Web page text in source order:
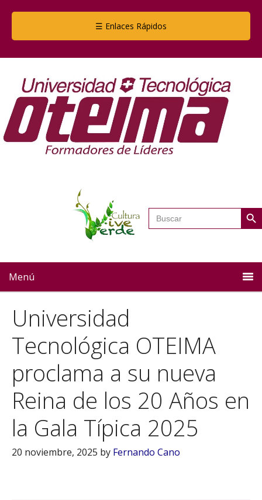
☰ Enlaces Rápidos
Buscar: Botón
Menú
Universidad
Tecnológica OTEIMA
proclama a su nueva
Reina de los 20 Años en
la Gala Típica 2025
20 noviembre, 2025 by Fernando Cano